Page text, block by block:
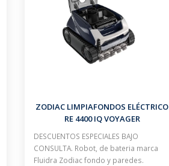
ZODIAC LIMPIAFONDOS ELÉCTRICO
RE 4400 IQ VOYAGER
DESCUENTOS ESPECIALES BAJO
CONSULTA. Robot, de bateria marca
Fluidra Zodiac fondo y paredes.